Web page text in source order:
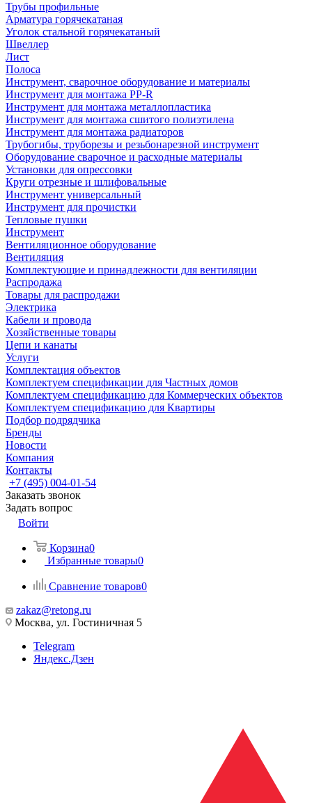
Трубы профильные
Арматура горячекатаная
Уголок стальной горячекатаный
Швеллер
Лист
Полоса
Инструмент, сварочное оборудование и материалы
Инструмент для монтажа PP-R
Инструмент для монтажа металлопластика
Инструмент для монтажа сшитого полиэтилена
Инструмент для монтажа радиаторов
Трубогибы, труборезы и резьбонарезной инструмент
Оборудование сварочное и расходные материалы
Установки для опрессовки
Круги отрезные и шлифовальные
Инструмент универсальный
Инструмент для прочистки
Тепловые пушки
Инструмент
Вентиляционное оборудование
Вентиляция
Комплектующие и принадлежности для вентиляции
Распродажа
Товары для распродажи
Электрика
Кабели и провода
Хозяйственные товары
Цепи и канаты
Услуги
Комплектация объектов
Комплектуем спецификации для Частных домов
Комплектуем спецификацию для Коммерческих объектов
Комплектуем спецификацию для Квартиры
Подбор подрядчика
Бренды
Новости
Компания
Контакты
+7 (495) 004-01-54
Заказать звонок
Задать вопрос
Войти
Корзина0
Избранные товары0
Сравнение товаров0
zakaz@retong.ru
Москва, ул. Гостиничная 5
Telegram
Яндекс.Дзен